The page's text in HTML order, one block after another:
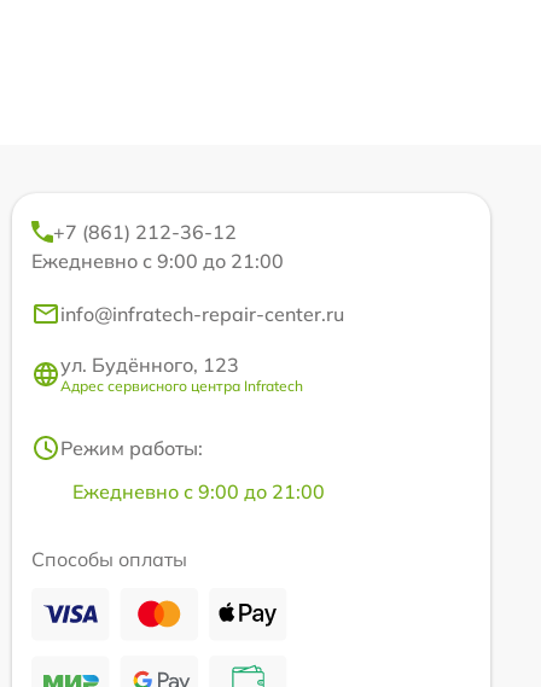
+7 (861) 212-36-12
Ежедневно с 9:00 до 21:00
info@infratech-repair-center.ru
ул. Будённого, 123
Адрес сервисного центра Infratech
Режим работы:
Ежедневно с 9:00 до 21:00
Способы оплаты